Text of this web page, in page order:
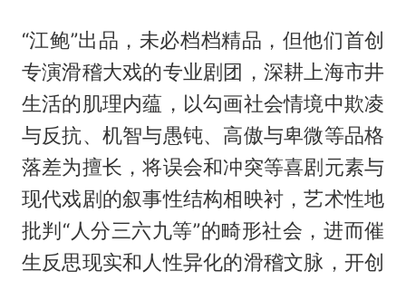
“江鲍”出品，未必档档精品，但他们首创
专演滑稽大戏的专业剧团，深耕上海市井
生活的肌理内蕴，以勾画社会情境中欺凌
与反抗、机智与愚钝、高傲与卑微等品格
落差为擅长，将误会和冲突等喜剧元素与
现代戏剧的叙事性结构相映衬，艺术性地
批判“人分三六九等”的畸形社会，进而催
生反思现实和人性异化的滑稽文脉，开创